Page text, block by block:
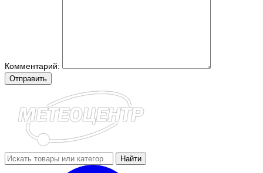
Комментарий:
Отправить
Найти